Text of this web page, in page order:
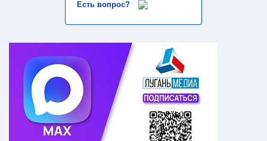
Есть вопрос?